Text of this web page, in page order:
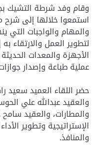
وقام وفد شرطة التشيك
استمعوا خلالها إلى
والمهام والواجبات التي
لتطوير العمل والارتقاء
الأجهزة والمعدات
عملية طباعة وإصدار
حضر اللقاء العميد سعيد
والعقيد عبدالله علي
والمطارات، والعقيد
الإستراتيجية وتطوير
والمنافذ.